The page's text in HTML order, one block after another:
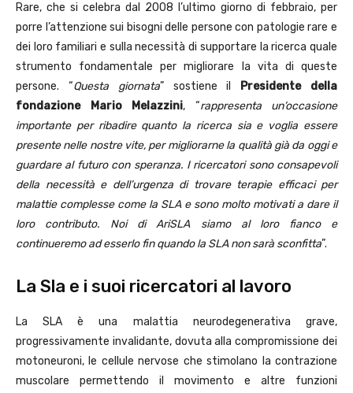
Rare, che si celebra dal 2008 l’ultimo giorno di febbraio, per
porre l’attenzione sui bisogni delle persone con patologie rare e
dei loro familiari e sulla necessità di supportare la ricerca quale
strumento fondamentale per migliorare la vita di queste
persone. “Questa giornata” sostiene il Presidente della
fondazione Mario Melazzini, “rappresenta un’occasione
importante per ribadire quanto la ricerca sia e voglia essere
presente nelle nostre vite, per migliorarne la qualità già da oggi e
guardare al futuro con speranza. I ricercatori sono consapevoli
della necessità e dell’urgenza di trovare terapie efficaci per
malattie complesse come la SLA e sono molto motivati a dare il
loro contributo. Noi di AriSLA siamo al loro fianco e
continueremo ad esserlo fin quando la SLA non sarà sconfitta”.
La Sla e i suoi ricercatori al lavoro
La SLA è una malattia neurodegenerativa grave,
progressivamente invalidante, dovuta alla compromissione dei
motoneuroni, le cellule nervose che stimolano la contrazione
muscolare permettendo il movimento e altre funzioni